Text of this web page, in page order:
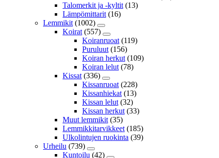
Talomerkit ja -kyltit (13)
Lämpömittarit (16)
Lemmikit (1002)
Koirat (557)
Koiranruoat (119)
Puruluut (156)
Koiran herkut (109)
Koiran lelut (78)
Kissat (336)
Kissanruoat (228)
Kissanhiekat (13)
Kissan lelut (32)
Kissan herkut (33)
Muut lemmikit (35)
Lemmikkitarvikkeet (185)
Ulkolintujen ruokinta (39)
Urheilu (739)
Kuntoilu (42)